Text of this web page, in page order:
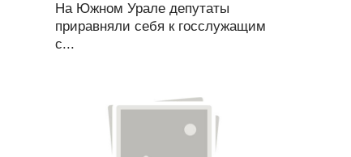
На Южном Урале депутаты
приравняли себя к госслужащим
с...